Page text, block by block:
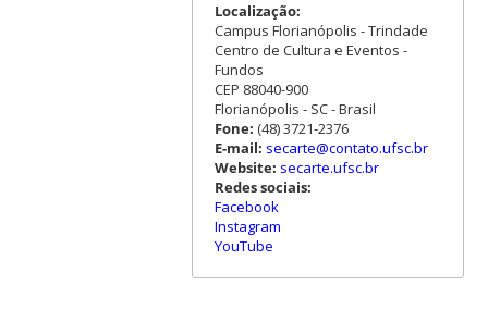
Localização:
Campus Florianópolis - Trindade
Centro de Cultura e Eventos -
Fundos
CEP 88040-900
Florianópolis - SC - Brasil
Fone: (48) 3721-2376
E-mail: secarte@contato.ufsc.br
Website: secarte.ufsc.br
Redes sociais:
Facebook
Instagram
YouTube